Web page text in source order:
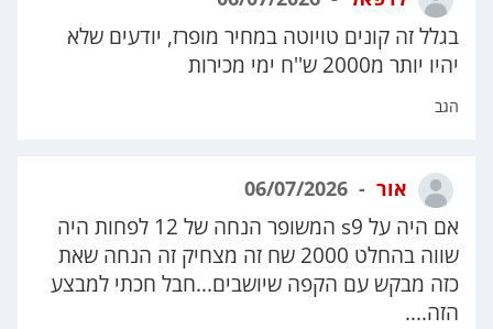
בגלל זה קונים טויוטה במחיר מופרז, יודעים שלא
יהיו יותר מ2000 ש''ח ימי מכירות
הגב
אור
אם היה על s9 המשופר הנחה של 12 לפחות היה
שווה בהחלט 2000 שח זה מצחיק זה הנחה שאת
כזה מבקש עם הקפה שיושבים...חבל חכתי למבצע
הזה....